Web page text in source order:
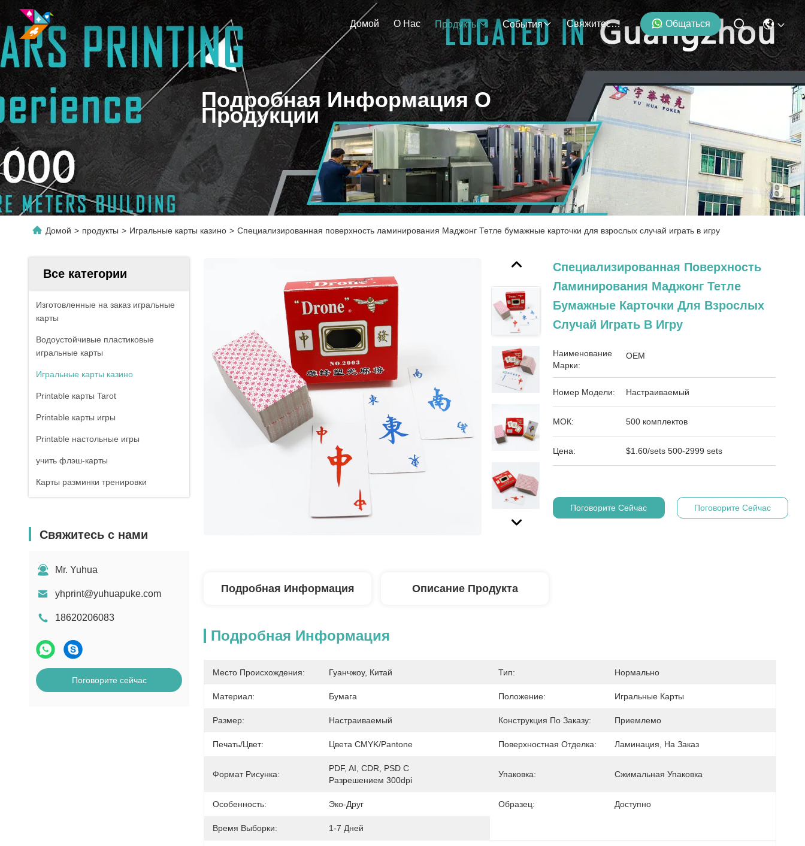
Домой О Нас Продукты События Свяжитесь С Нами Общаться
Подробная Информация О
Продукции
Домой > продукты > Игральные карты казино > Специализированная поверхность ламинирования Маджонг Тетле бумажные карточки для взрослых случай играть в игру
Все категории
Изготовленные на заказ игральные
карты
Водоустойчивые пластиковые
игральные карты
Игральные карты казино
Printable карты Tarot
Printable карты игры
Printable настольные игры
учить флэш-карты
Карты разминки тренировки
Свяжитесь с нами
Mr. Yuhua
yhprint@yuhuapuke.com
18620206083
Поговорите сейчас
Специализированная Поверхность
Ламинирования Маджонг Тетле
Бумажные Карточки Для Взрослых
Случай Играть В Игру
Наименование
Марки:
OEM
Номер Модели: Настраиваемый
МОК: 500 комплектов
Цена: $1.60/sets 500-2999 sets
Поговорите Сейчас Поговорите Сейчас
Подробная Информация Описание Продукта
Подробная Информация
Место Происхождения: Гуанчжоу, Китай Тип: Нормально
Материал: Бумага Положение: Игральные Карты
Размер: Настраиваемый Конструкция По Заказу: Приемлемо
Печать/цвет: Цвета CMYK/Pantone Поверхностная Отделка: Ламинация, На Заказ
Формат Рисунка:
PDF, AI, CDR, PSD С
Разрешением 300dpi
Упаковка: Сжимальная Упаковка
Особенность: Эко-Друг Образец: Доступно
Время Выборки: 1-7 Дней